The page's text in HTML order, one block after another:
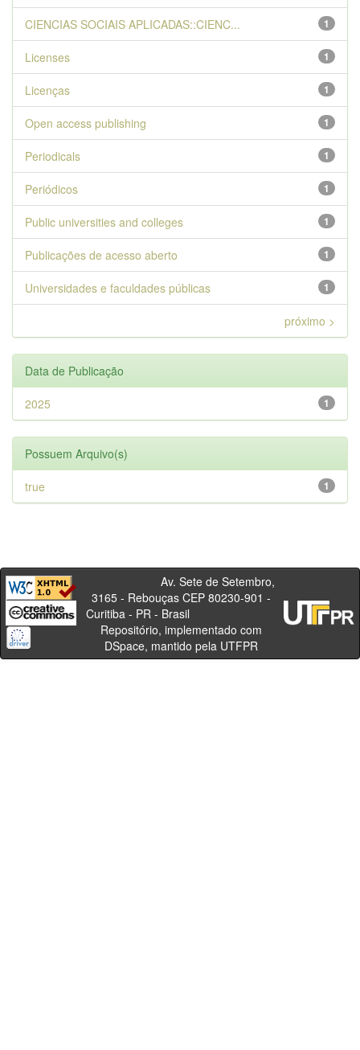
1
CIENCIAS SOCIAIS APLICADAS::CIENC...
1
Licenses
1
Licenças
1
Open access publishing
1
Periodicals
1
Periódicos
1
Public universities and colleges
1
Publicações de acesso aberto
1
Universidades e faculdades públicas
próximo >
Data de Publicação
1
2025
Possuem Arquivo(s)
1
true
Av. Sete de Setembro,
3165 - Rebouças CEP 80230-901 -
Curitiba - PR - Brasil
Repositório, implementado com
DSpace, mantido pela UTFPR